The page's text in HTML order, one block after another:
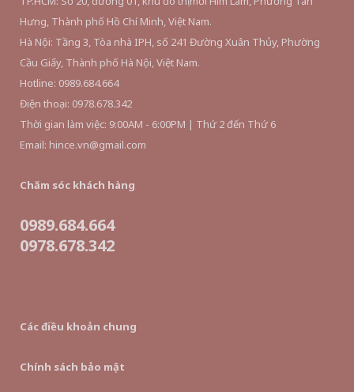
Hưng, Thành phố Hồ Chí Minh, Việt Nam.
Hà Nội: Tầng 3, Tòa nhà IPH, số 241 Đường Xuân Thủy, Phường
Cầu Giấy, Thành phố Hà Nội, Việt Nam.
Hotline: 0989.684.664
Điện thoại: 0978.678.342
Thời gian làm việc: 9:00AM - 6:00PM | Thứ 2 đến Thứ 6
Email: hince.vn@gmail.com
Chăm sóc khách hàng
0989.684.664
0978.678.342
Các điều khoản chung
Chính sách bảo mật